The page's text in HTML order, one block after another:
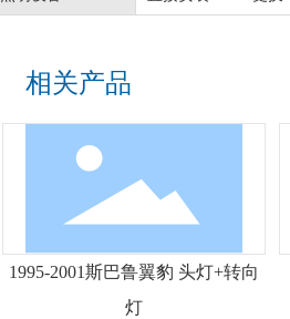
相关产品
1995-2001斯巴鲁翼豹 头灯+转向
灯